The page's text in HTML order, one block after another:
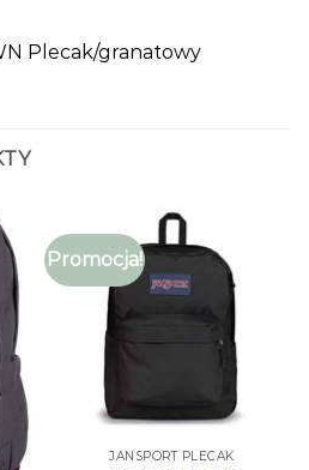
Plecak/granatowy
Promocja!
JANSPORT PLECAK